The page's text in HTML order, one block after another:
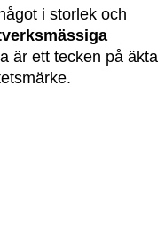
i storlek och
är ett tecken på äkta